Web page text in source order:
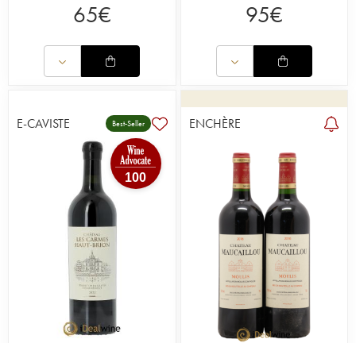
65€ 95€
E-CAVISTE Best-Seller
100
ENCHÈRE